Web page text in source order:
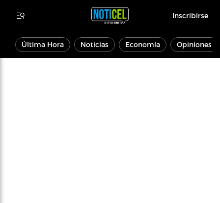
Inscribirse
Última Hora Noticias Economía Opiniones